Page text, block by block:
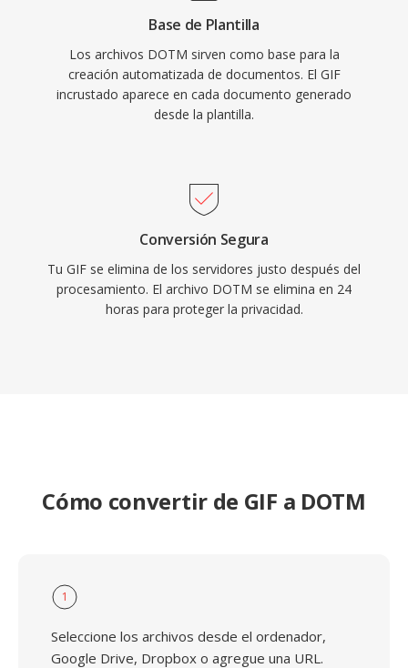
Base de Plantilla
Los archivos DOTM sirven como base para la
creación automatizada de documentos. El GIF
incrustado aparece en cada documento generado
desde la plantilla.
Conversión Segura
Tu GIF se elimina de los servidores justo después del
procesamiento. El archivo DOTM se elimina en 24
horas para proteger la privacidad.
Cómo convertir de GIF a DOTM
1
Seleccione los archivos desde el ordenador,
Google Drive, Dropbox o agregue una URL.